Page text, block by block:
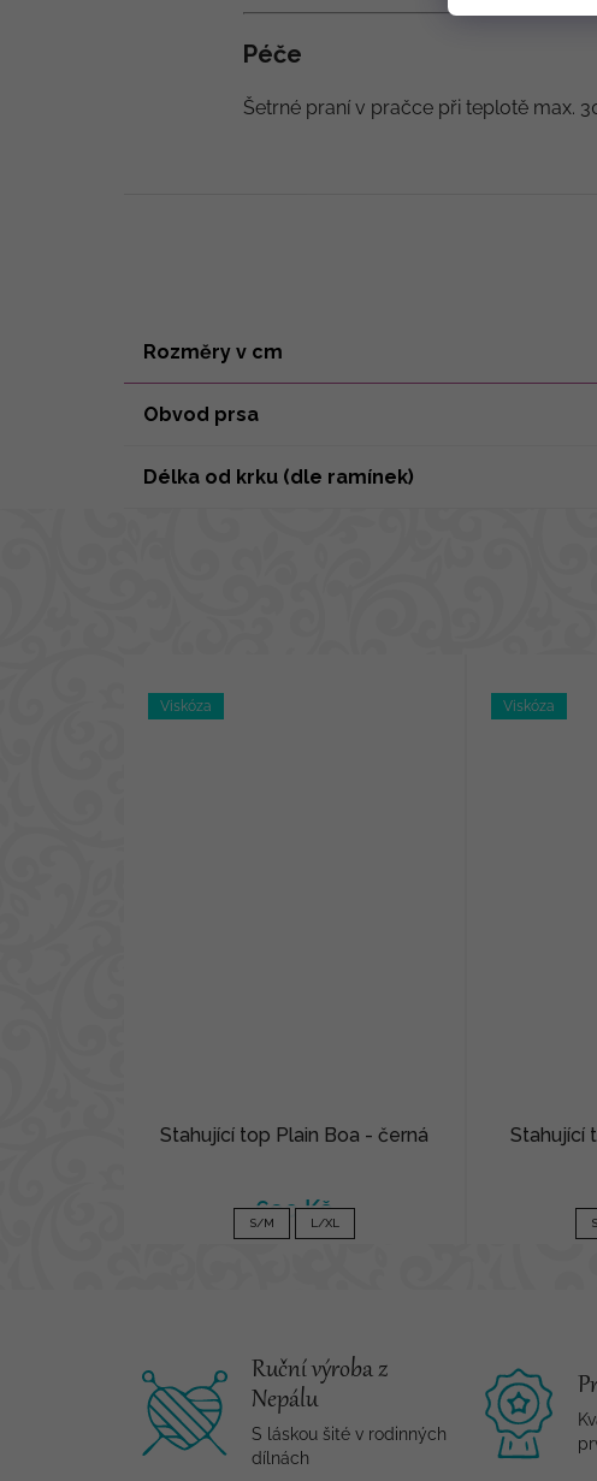
Viskóza
Stahující top Plain Boa - černá
690 Kč
S/M L/XL
Viskóza
Stahující
Péče
Šetrné praní v pračce při teplotě max.
Rozměry v cm
Obvod prsa
Délka od krku (dle ramínek)
Ruční výroba z
Nepálu
S láskou šité v rodinných
dílnách